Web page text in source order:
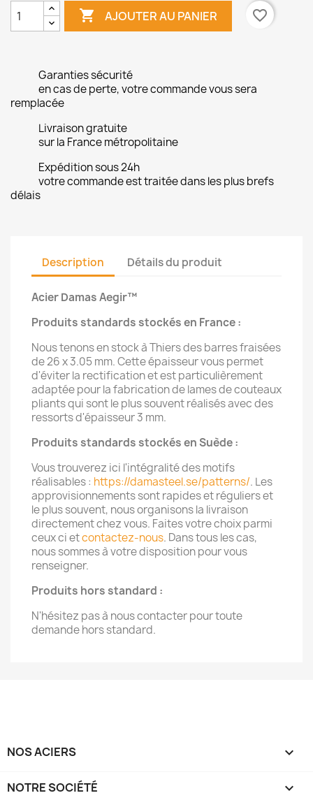
 AJOUTER AU PANIER favorite_border
Garanties sécurité
en cas de perte, votre commande vous sera
remplacée
Livraison gratuite
sur la France métropolitaine
Expédition sous 24h
votre commande est traitée dans les plus brefs
délais
Description Détails du produit
Acier Damas Aegir™
Produits standards stockés en France :
Nous tenons en stock à Thiers des barres fraisées
de 26 x 3.05 mm. Cette épaisseur vous permet
d'éviter la rectification et est particulièrement
adaptée pour la fabrication de lames de couteaux
pliants qui sont le plus souvent réalisés avec des
ressorts d'épaisseur 3 mm.
Produits standards stockés en Suède :
Vous trouverez ici l'intégralité des motifs
réalisables : https://damasteel.se/patterns/. Les
approvisionnements sont rapides et réguliers et
le plus souvent, nous organisons la livraison
directement chez vous. Faites votre choix parmi
ceux ci etcontactez-nous. Dans tous les cas,
nous sommes à votre disposition pour vous
renseigner.
Produits hors standard :
N'hésitez pas à nous contacter pour toute
demande hors standard.
NOS ACIERS 
NOTRE SOCIÉTÉ 